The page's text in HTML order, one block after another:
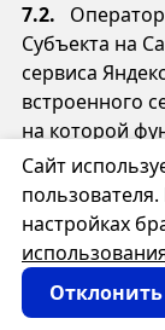
7.2.
Субъекта на
сервиса
встроенного
на которой
7.3. Сookie —
размещаемые
анализа
при помощи
помочь
Сайт
настройках
Отклонить